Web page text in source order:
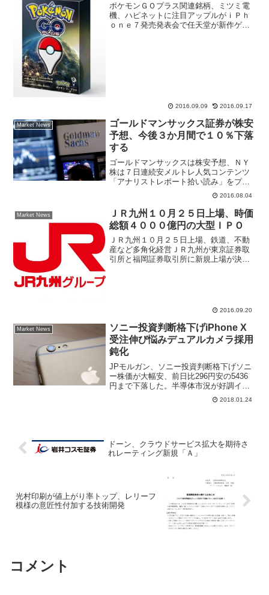
ポケモンＧＯプラス関連銘柄、ミツミ電
機、ハピネットに注目アップルがｉＰｈ
ｏｎｅ７発売発表会で任天堂が新作ゲー
2016.09.09 2016.09.17
Market News
ゴールドマンサックス証券が株安
予想、今後３か月間で１０％下落
する
ゴールドマンサックスは株安予想、ＮＹ
株は７日連続安メルトレ人気コンテンツ
「アナリストレポート拾い読み」をプレ
ゼント配信米国株が７日連続安となり、
最高値圏にあったダウ工業株３０種平均
は欧州株安、原油先物安で利益確定が出
やすい位置にあった。今週...
2016.08.04
Market News
ＪＲ九州１０月２５日上場、時価
総額４０００億円の大型ＩＰＯ
ＪＲ九州１０月２５日上場、鉄道、不動
産など多角化経営ＪＲ九州が東京証券取
引所と福岡証券取引所に新規上場が決定
2016.09.20
Market News
ソニー投資判断格下げiPhone X
受注伸び悩みデュアルカメラ採用
鈍化
JPモルガン、ソニー投資判断格下げソニ
ー株価が大幅安、前日比296円安の5436
円まで下落した。半導体市況が好調イメ
ージセンサが業績牽引役、映画「ジュマ
ンジ」大ヒット、スマートフォン搭載デ
2018.01.24
ドーン、クラウドサービス拡大を期待さ
れレーティング新規「Ａ」
光村印刷が値上がり率トップ、レリーフ
模様の意匠性付加する技術開発
コメント